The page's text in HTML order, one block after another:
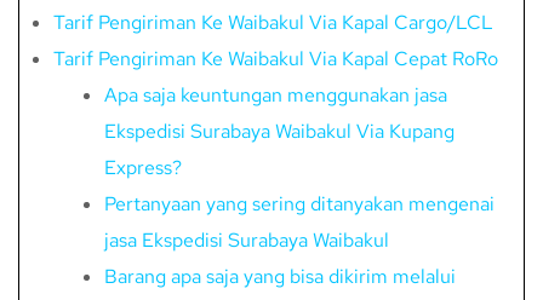
Tarif Pengiriman Ke Waibakul Via Kapal Cargo/LCL
Tarif Pengiriman Ke Waibakul Via Kapal Cepat RoRo
Apa saja keuntungan menggunakan jasa
Ekspedisi Surabaya Waibakul Via Kupang
Express?
Pertanyaan yang sering ditanyakan mengenai
jasa Ekspedisi Surabaya Waibakul
Barang apa saja yang bisa dikirim melalui